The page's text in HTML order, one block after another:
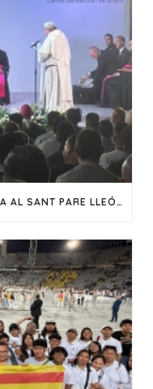
L’ORDE DE LA MERCÈ ACOMPANYA AL SANT PARE LLEÓ XIV EN LA SEVA VISITA A CATALUNYA